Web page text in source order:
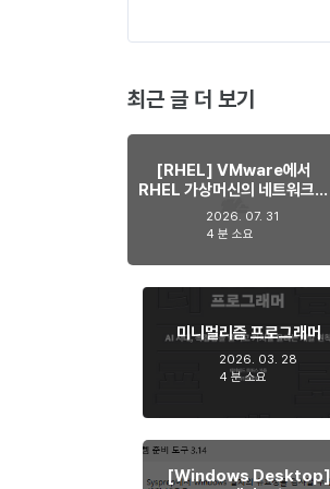
최근 글 더 보기
[RHEL] VMware에서
RHEL 가상머신의 네트워크가
간헐적으로 사라지는 현상 해
결하기
2026. 07. 31
4 분 소요
미니멀리즘 프로그래머
2026. 03. 28
4 분 소요
[Windows Desktop]